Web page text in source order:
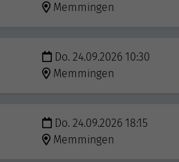
Memmingen
Do. 24.09.2026 10:30
Memmingen
Do. 24.09.2026 18:15
Memmingen